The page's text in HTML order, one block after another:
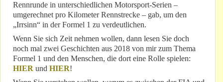
Rennrunde in unterschiedlichen Motorsport-Serien –
umgerechnet pro Kilometer Rennstrecke – gab, um den
„Irrsinn“ in der Formel 1 zu verdeutlichen.
Wenn Sie sich Zeit nehmen wollen, dann lesen Sie doch
noch mal zwei Geschichten aus 2018 von mir zum Thema
Formel 1 und den Menschen, die dort eine Rolle spielen:
HIER und HIER!